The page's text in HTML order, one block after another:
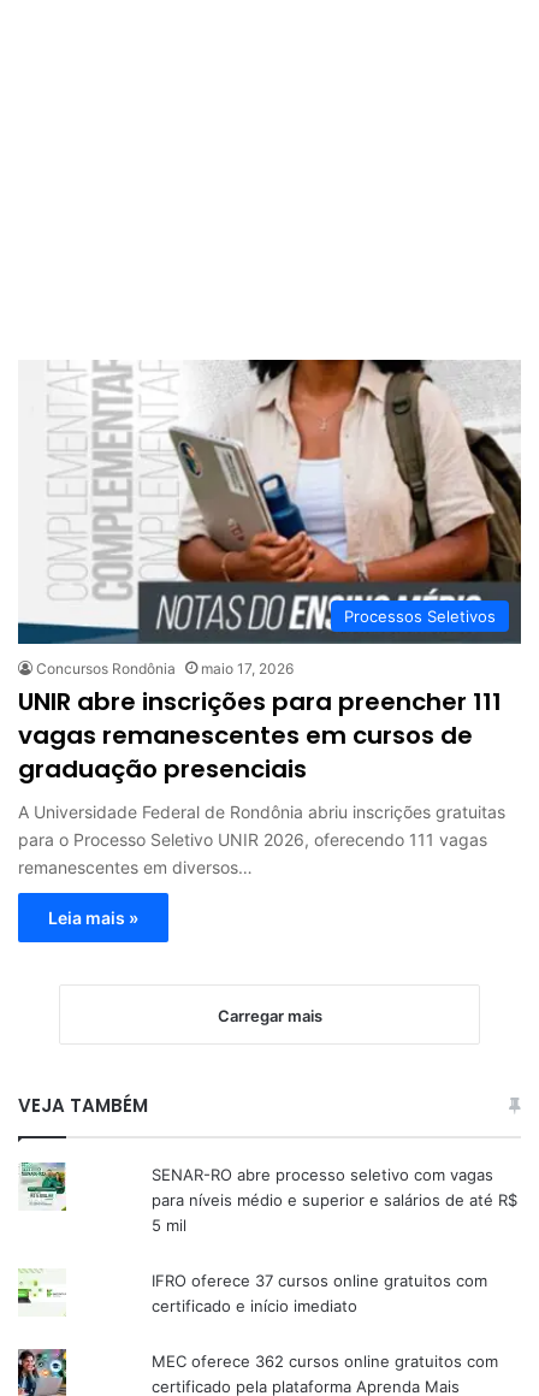
Processos Seletivos
Concursos Rondônia maio 17, 2026
UNIR abre inscrições para preencher 111
vagas remanescentes em cursos de
graduação presenciais
A Universidade Federal de Rondônia abriu inscrições gratuitas
para o Processo Seletivo UNIR 2026, oferecendo 111 vagas
remanescentes em diversos…
Leia mais »
Carregar mais
VEJA TAMBÉM
SENAR-RO abre processo seletivo com vagas
para níveis médio e superior e salários de até R$
5 mil
IFRO oferece 37 cursos online gratuitos com
certificado e início imediato
MEC oferece 362 cursos online gratuitos com
certificado pela plataforma Aprenda Mais